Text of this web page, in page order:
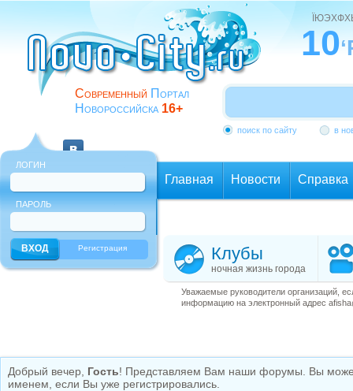
Современный Портал
Новороссийска 16+
10
поиск по сайту в
ЛОГИН
ПАРОЛЬ
Регистрация
Главная Новости Справка
Клубы
ночная жизнь города
Уважаемые руководители организаций,
информацию на электронный адрес
Добрый вечер, Гость! Представляем Вам наши форумы. Вы
именем, если Вы уже регистрировались.